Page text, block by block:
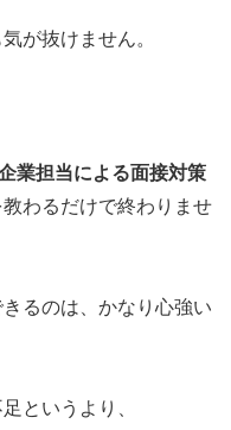
が抜けません。
業担当による面接対策
わるだけで終わりませ
るのは、かなり心強い
というより、